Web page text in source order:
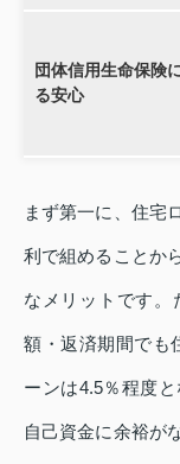
団体信用生命保険
る安心
まず第一に、住宅
利で組めることか
なメリットです。
額・返済期間でも
ーンは4.5％程度
自己資金に余裕が